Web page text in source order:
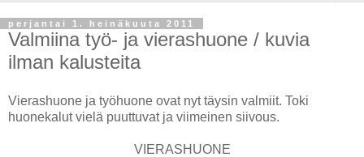
perjantai 1. heinäkuuta 2011
Valmiina työ- ja vierashuone / kuvia
ilman kalusteita
Vierashuone ja työhuone ovat nyt täysin valmiit. Toki
huonekalut vielä puuttuvat ja viimeinen siivous.
VIERASHUONE